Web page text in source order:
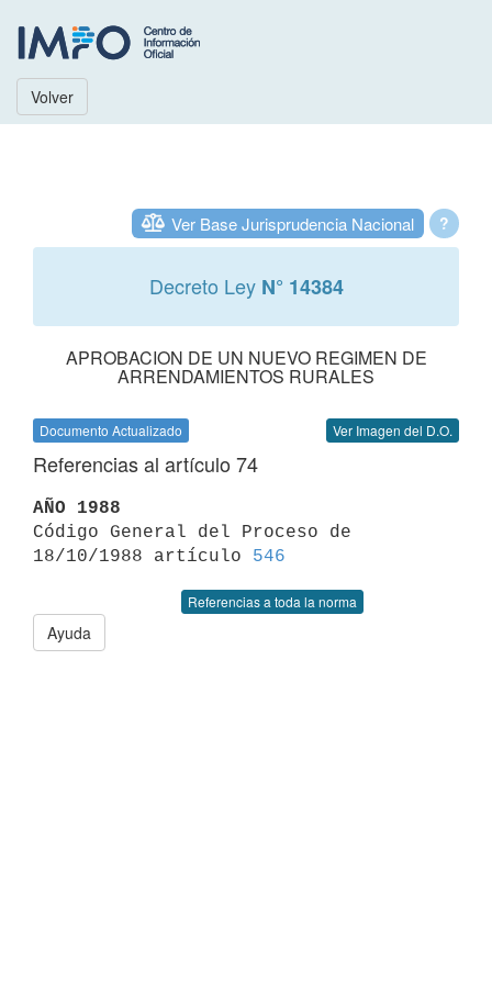
Volver
?
Ver Base Jurisprudencia Nacional
Decreto Ley N° 14384
APROBACION DE UN NUEVO REGIMEN DE
ARRENDAMIENTOS RURALES
Documento Actualizado Ver Imagen del D.O.
Referencias al artículo 74
AÑO 1988
Código General del Proceso de
18/10/1988 artículo 546
Referencias a toda la norma
Ayuda